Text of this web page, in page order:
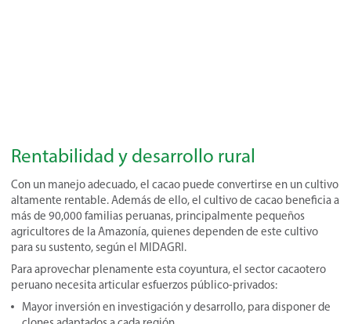
Rentabilidad y desarrollo rural
Con un manejo adecuado, el cacao puede convertirse en un cultivo
altamente rentable. Además de ello, el cultivo de cacao beneficia a
más de 90,000 familias peruanas, principalmente pequeños
agricultores de la Amazonía, quienes dependen de este cultivo
para su sustento, según el MIDAGRI.
Para aprovechar plenamente esta coyuntura, el sector cacaotero
peruano necesita articular esfuerzos público-privados:
Mayor inversión en investigación y desarrollo, para disponer de